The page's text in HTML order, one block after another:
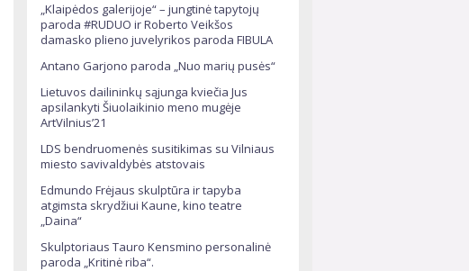
„Klaipėdos galerijoje“ – jungtinė tapytojų
paroda #RUDUO ir Roberto Veikšos
damasko plieno juvelyrikos paroda FIBULA
Antano Garjono paroda „Nuo marių pusės“
Lietuvos dailininkų sąjunga kviečia Jus
apsilankyti Šiuolaikinio meno mugėje
ArtVilnius’21
LDS bendruomenės susitikimas su Vilniaus
miesto savivaldybės atstovais
Edmundo Frėjaus skulptūra ir tapyba
atgimsta skrydžiui Kaune, kino teatre
„Daina“
Skulptoriaus Tauro Kensmino personalinė
paroda „Kritinė riba“.